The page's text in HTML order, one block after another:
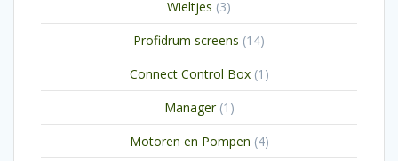
Wieltjes 33
producten
Profidrum screens 1414
producten
Connect Control Box 1 1
product
Manager 1 1
product
Motoren en Pompen 44